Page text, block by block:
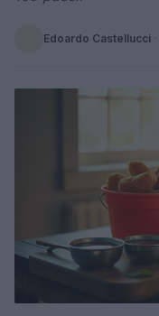
Edoardo Castellucci ·